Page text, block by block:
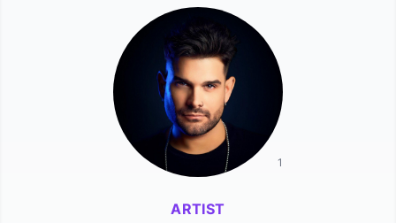
ARTIST
1